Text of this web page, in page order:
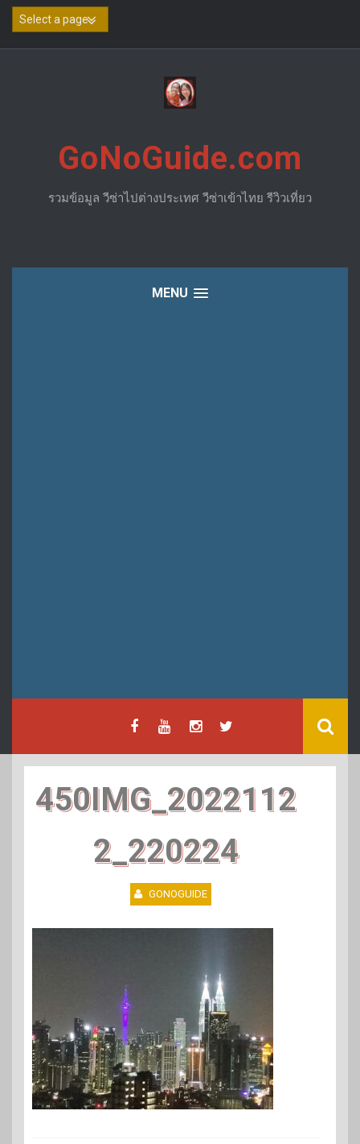
Skip
GoNoGuide.com
รวมข้อมูล วีซ่าไปต่างประเทศ วีซ่าเข้าไทย รีวิวเที่ยว
MENU
450IMG_2022112
2_220224
GONOGUIDE